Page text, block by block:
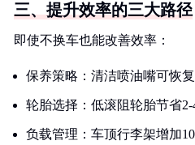
三、提升效率的三大路径
即使不换车也能改善效率：
保养策略：清洁喷油嘴可恢
轮胎选择：低滚阻轮胎节省2-
负载管理：车顶行李架增加